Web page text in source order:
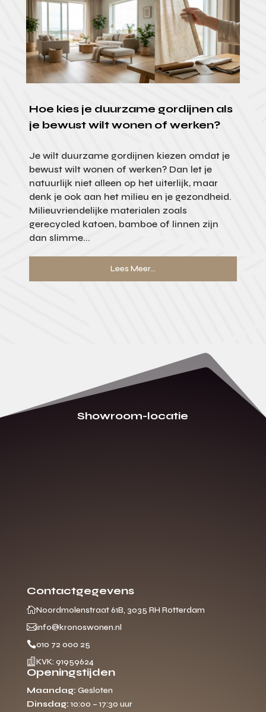
Hoe kies je duurzame gordijnen als
je bewust wilt wonen of werken?
Je wilt duurzame gordijnen kiezen omdat je
bewust wilt wonen of werken? Dan let je
natuurlijk niet alleen op het uiterlijk, maar
denk je ook aan het milieu en je gezondheid.
Milieuvriendelijke materialen zoals
gerecycled katoen, bamboe of linnen zijn
dan slimme...
Lees Meer...
Showroom-locatie
Contactgegevens
Noordmolenstraat 61B, 3035 RH Rotterdam
info@kronoswonen.nl
010 72 000 25
 KVK: 91959624
Openingstijden
Maandag: Gesloten
Dinsdag: 10:00 – 17:30 uur